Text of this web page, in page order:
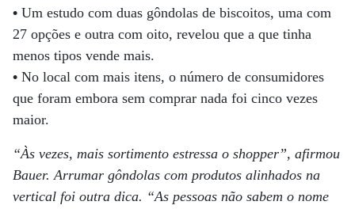
• Um estudo com duas gôndolas de biscoitos, uma com
27 opções e outra com oito, revelou que a que tinha
menos tipos vende mais.
• No local com mais itens, o número de consumidores
que foram embora sem comprar nada foi cinco vezes
maior.
“Às vezes, mais sortimento estressa o shopper”, afirmou
Bauer. Arrumar gôndolas com produtos alinhados na
vertical foi outra dica. “As pessoas não sabem o nome